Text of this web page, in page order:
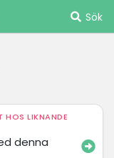
Sök
HOS LIKNANDE
denna